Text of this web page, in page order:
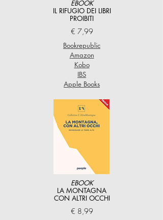
EBOOK
IL RIFUGIO DEI LIBRI
PROIBITI
€ 7,99
Bookrepublic
Amazon
Kobo
IBS
Apple Books
EBOOK
LA MONTAGNA
CON ALTRI OCCHI
€ 8,99